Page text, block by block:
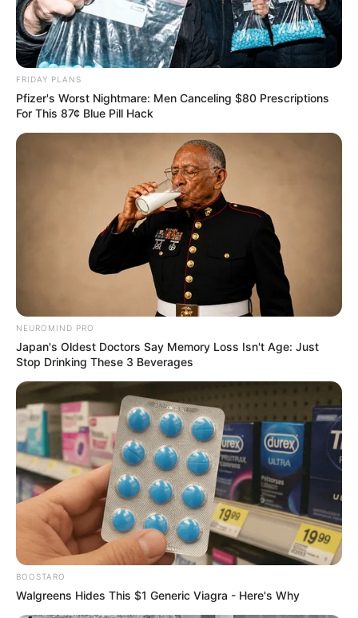
FRIDAY PLANS
Pfizer's Worst Nightmare: Men Canceling $80 Prescriptions
For This 87¢ Blue Pill Hack
NEUROMIND PRO
Japan's Oldest Doctors Say Memory Loss Isn't Age: Just
Stop Drinking These 3 Beverages
BOOSTARO
Walgreens Hides This $1 Generic Viagra - Here's Why